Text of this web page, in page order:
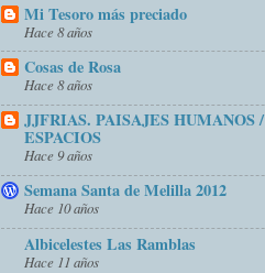
Mi Tesoro más preciado
Hace 8 años
Cosas de Rosa
Hace 8 años
JJFRIAS. PAISAJES HUMANOS /
ESPACIOS
Hace 9 años
Semana Santa de Melilla 2012
Hace 10 años
Albicelestes Las Ramblas
Hace 11 años